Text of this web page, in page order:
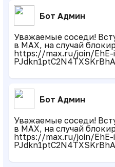
Бот Админ
Уважаемые соседи!
в MAX, на случай
https://max.ru/join/EhE-
Бот Админ
Уважаемые соседи!
в MAX, на случай
https://max.ru/join/EhE-